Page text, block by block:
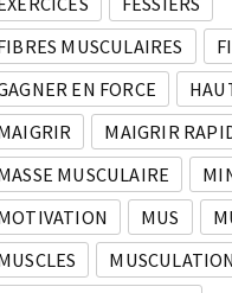
MUSCULAIRES
EN FORCE
MAIGRIR
MUSCULAIRE
MUS
MUSCULATION